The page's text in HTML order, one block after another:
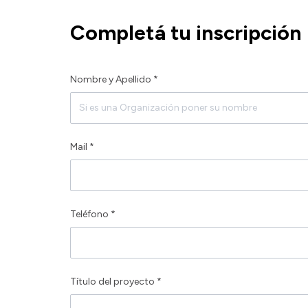
Completá tu inscripción
Nombre y Apellido *
Mail *
Teléfono *
Título del proyecto *